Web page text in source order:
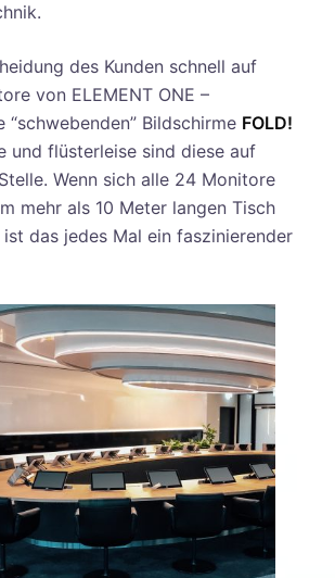
des Kunden schnell auf
von ELEMENT ONE –
“schwebenden” Bildschirme FOLD!
und flüsterleise sind diese auf
Wenn sich alle 24 Monitore
mehr als 10 Meter langen Tisch
ist das jedes Mal ein faszinierender